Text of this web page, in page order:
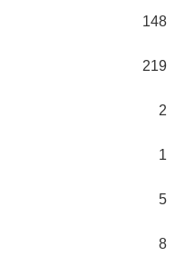
148
219
2
1
5
8